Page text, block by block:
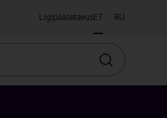
LigipääsetavusET RU
Otsin